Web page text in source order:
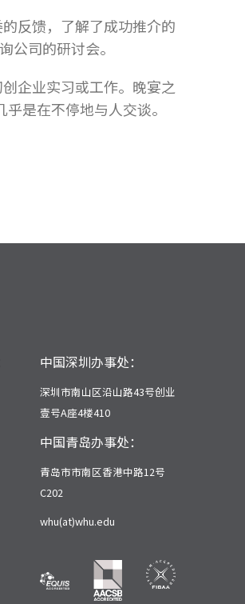
反馈，了解了成功推介的
公司的研讨会。
企业实习或工作。晚宴之
是在不停地与人交谈。
中国深圳办事处：
深圳市南山区沿山路43号创业
壹号A座4楼410
中国青岛办事处：
青岛市市南区香港中路12号
C202
whu(at)whu.edu